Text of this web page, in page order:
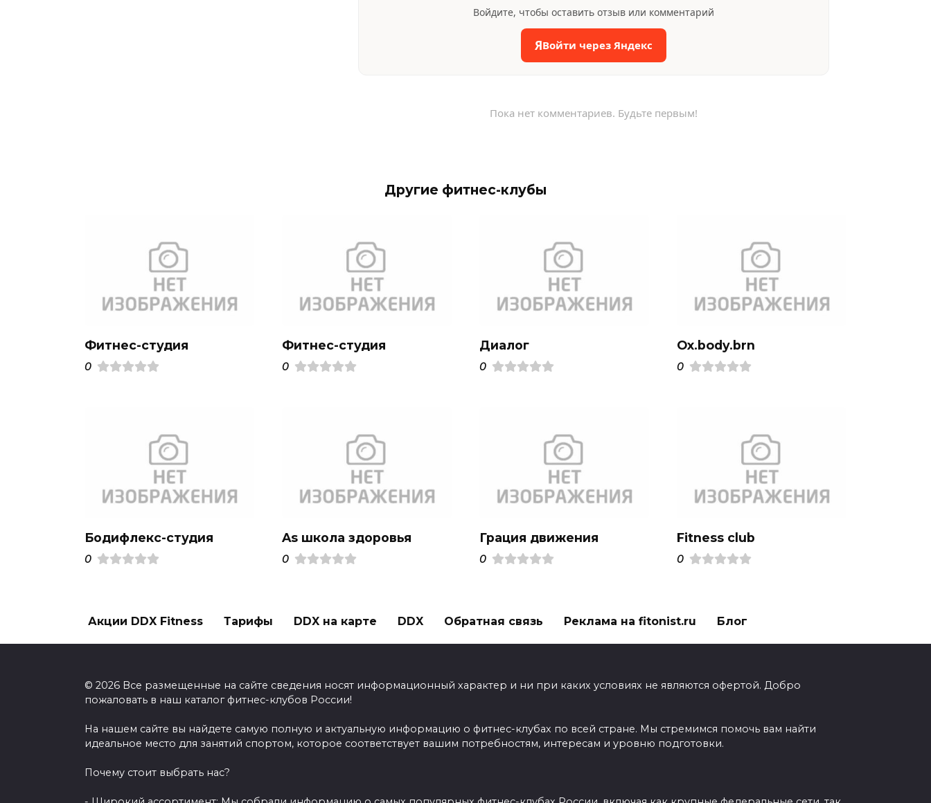
Войдите, чтобы оставить отзыв или комментарий
ЯВойти через Яндекс
Пока нет комментариев. Будьте первым!
Другие фитнес-клубы
Фитнес-студия
0
Фитнес-студия
0
Диалог
0
Ox.body.brn
0
Бодифлекс-студия
0
As школа здоровья
0
Грация движения
0
Fitness club
0
Акции DDX Fitness Тарифы DDX на карте DDX Обратная связь Реклама на fitonist.ru Блог
© 2026 Все размещенные на сайте сведения носят информационный характер и ни при каких условиях не являются офертой. Добро
пожаловать в наш каталог фитнес-клубов России!
На нашем сайте вы найдете самую полную и актуальную информацию о фитнес-клубах по всей стране. Мы стремимся помочь вам найти
идеальное место для занятий спортом, которое соответствует вашим потребностям, интересам и уровню подготовки.
Почему стоит выбрать нас?